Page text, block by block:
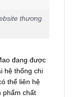
thương
đang được
hệ thống chi
thể liên hệ
phẩm chất